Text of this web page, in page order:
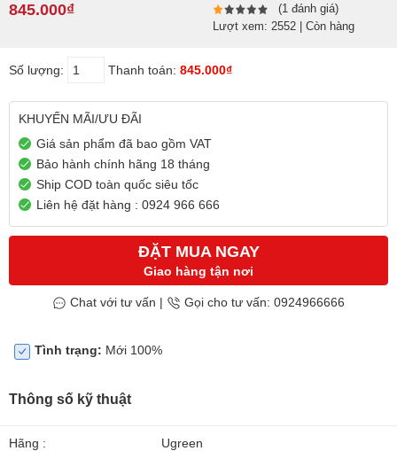
845.000₫
(1 đánh giá)
Lượt xem: 2552 | Còn hàng
Số lượng: Thanh toán: 845.000₫
KHUYẾN MÃI/ƯU ĐÃI
Giá sản phẩm đã bao gồm VAT
Bảo hành chính hãng 18 tháng
Ship COD toàn quốc siêu tốc
Liên hệ đặt hàng : 0924 966 666
ĐẶT MUA NGAY
Giao hàng tận nơi
Chat với tư vấn | Gọi cho tư vấn: 0924966666
Tình trạng: Mới 100%
Thông số kỹ thuật
Hãng : Ugreen